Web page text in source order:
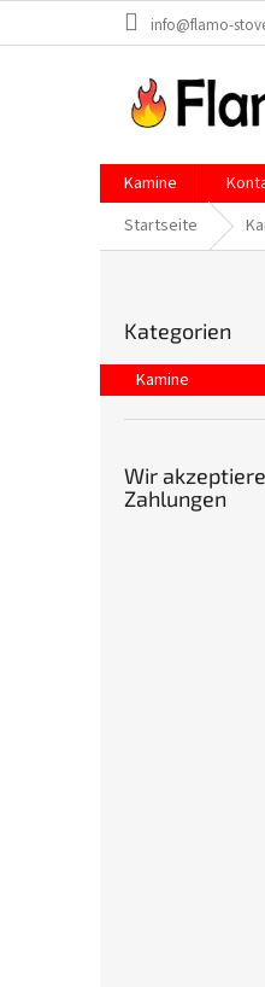
info@flamo-
Kamine
Startseite
e
n
überspringen
Kategorien
Kamine
Wir
Zahlungen